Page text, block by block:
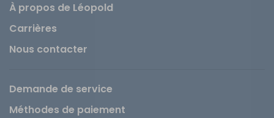
À propos de Léopold
Carrières
Nous contacter
Demande de service
Méthodes de paiement